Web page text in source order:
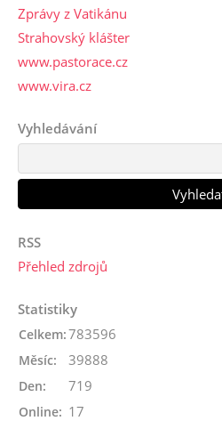
Zprávy z Vatikánu
Strahovský klášter
www.pastorace.cz
www.vira.cz
Vyhledávání
RSS
Přehled zdrojů
Statistiky
Online: 17
Celkem:783596
Měsíc: 39888
Den: 719